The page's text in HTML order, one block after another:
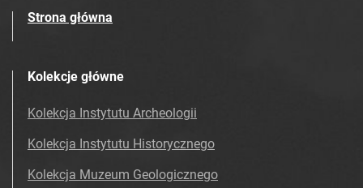
Strona główna
Kolekcje główne
Kolekcja Instytutu Archeologii
Kolekcja Instytutu Historycznego
Kolekcja Muzeum Geologicznego